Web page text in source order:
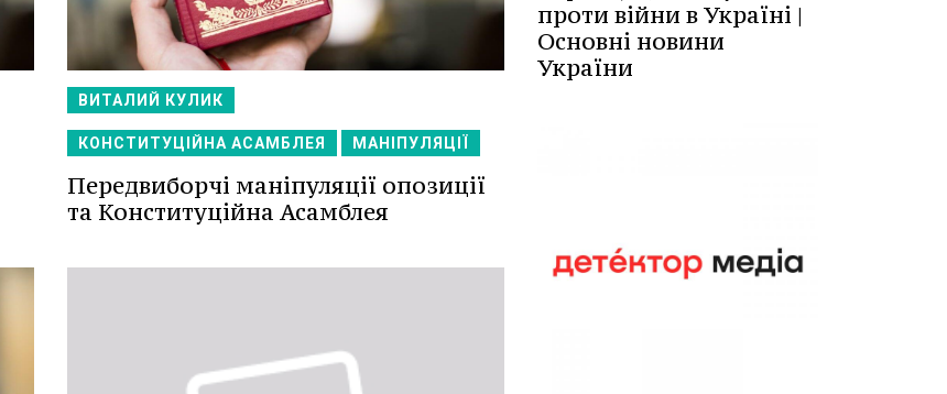
ВИТАЛИЙ КУЛИК
КОНСТИТУЦІЙНА АСАМБЛЕЯ МАНІПУЛЯЦІЇ
Передвиборчі маніпуляції опозиції
та Конституційна Асамблея
проти війни в Україні |
Основні новини
України